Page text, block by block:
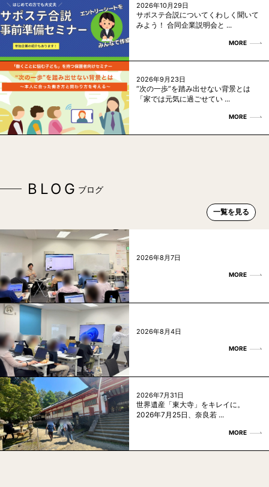
2026年10月29日
サポステ合説についてくわしく聞いて
みよう！ 合同企業説明会と ...
MORE
2026年9月23日
“次の一歩”を踏み出せない背景とは
「家では元気に過ごせてい ...
MORE
BLOG ブログ
一覧を見る
2026年8月7日
MORE
2026年8月4日
MORE
2026年7月31日
世界遺産「東大寺」をキレイに。
2026年7月25日、奈良若 ...
MORE